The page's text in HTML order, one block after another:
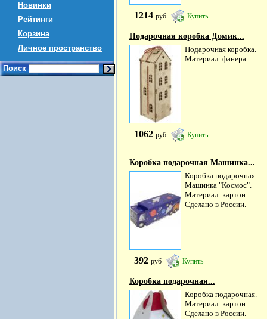
Новинки
Рейтинги
Корзина
Личное пространство
Поиск
1214 руб Купить
Подарочная коробка Домик...
Подарочная коробка.
Материал: фанера.
1062 руб Купить
Коробка подарочная Машинка...
Коробка подарочная
Машинка "Космос".
Материал: картон.
Сделано в России.
392 руб Купить
Коробка подарочная...
Коробка подарочная.
Материал: картон.
Сделано в России.